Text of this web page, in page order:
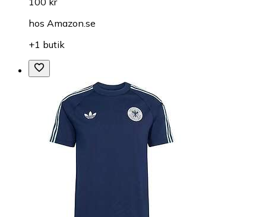
hos Amazon.se
+1 butik